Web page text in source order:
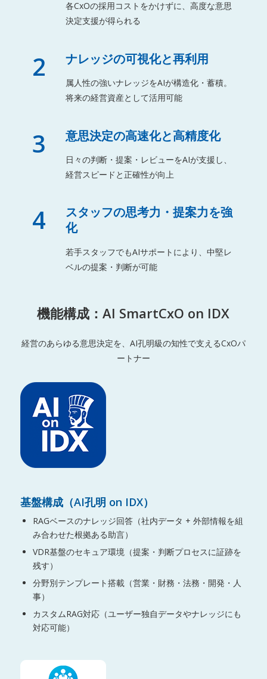
各CxOの採用コストをかけずに、高度な意思
決定支援が得られる
2 ナレッジの可視化と再利用
属人性の強いナレッジをAIが構造化・蓄積。
将来の経営資産として活用可能
3 意思決定の高速化と高精度化
日々の判断・提案・レビューをAIが支援し、
経営スピードと正確性が向上
4
スタッフの思考力・提案力を強
化
若手スタッフでもAIサポートにより、中堅レ
ベルの提案・判断が可能
機能構成：AI SmartCxO on IDX
経営のあらゆる意思決定を、AI孔明級の知性で支えるCxOパ
ートナー
基盤構成（AI孔明 on IDX）
RAGベースのナレッジ回答（社内データ + 外部情報を組
み合わせた根拠ある助言）
VDR基盤のセキュア環境（提案・判断プロセスに証跡を
残す）
分野別テンプレート搭載（営業・財務・法務・開発・人
事）
カスタムRAG対応（ユーザー独自データやナレッジにも
対応可能）